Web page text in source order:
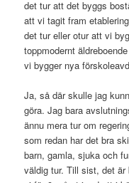
det tur att det byggs
att vi tagit fram
det tur eller otur att vi
toppmodernt
vi bygger nya
Ja, så där skulle jag
göra. Jag bara
ännu mera tur om
som redan har det bra
barn, gamla, sjuka och
väldig tur. Till sist, det är